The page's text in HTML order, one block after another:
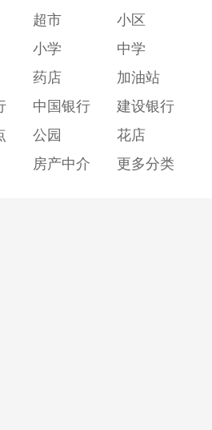
超市
小区
小学
中学
药店
加油站
中国银行
建设银行
公园
花店
房产中介 更多分类